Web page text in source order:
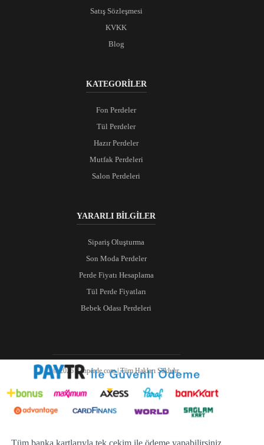
Satış Sözleşmesi
KVKK
Blog
KATEGORİLER
Fon Perdeler
Tül Perdeler
Hazır Perdeler
Mutfak Perdeleri
Salon Perdeleri
YARARLI BİLGİLER
Sipariş Oluşturma
Son Moda Perdeler
Perde Fiyatı Hesaplama
Tül Perde Fiyatları
Bebek Odası Perdeleri
© 2026 Ranperde.com | Tüm Hakları Saklıdır.
Tüm banka kartlarıyla tek çekim ile ödeme yapabilirsiniz